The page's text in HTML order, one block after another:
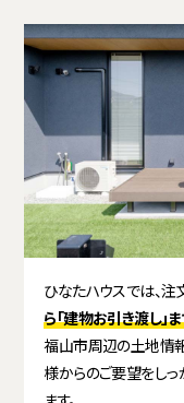
ひなたハウスでは、
ら「建物お引き渡し」
福山市周辺の土地情
様からのご要望をし